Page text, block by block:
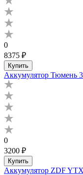
0
8375 ₽
Купить
Аккумулятор Тюмень
0
3200 ₽
Купить
Аккумулятор ZDF